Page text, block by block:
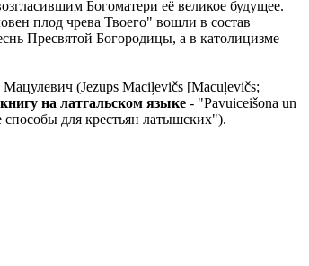
Богоматери её великое будущее.
плод чрева Твоего" вошли в состав
Пресвятой Богородицы, а в католицизме
(Jezups Maciļevičs [Macuļevičs;
на латгальском языке- "Pavuiceišona un
для крестьян латышских").